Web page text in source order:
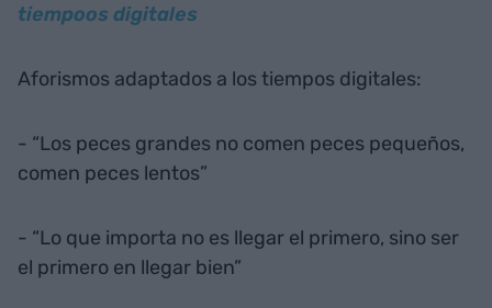
tiempoos digitales
Aforismos adaptados a los tiempos digitales:
- “Los peces grandes no comen peces pequeños,
comen peces lentos”
- “Lo que importa no es llegar el primero, sino ser
el primero en llegar bien”